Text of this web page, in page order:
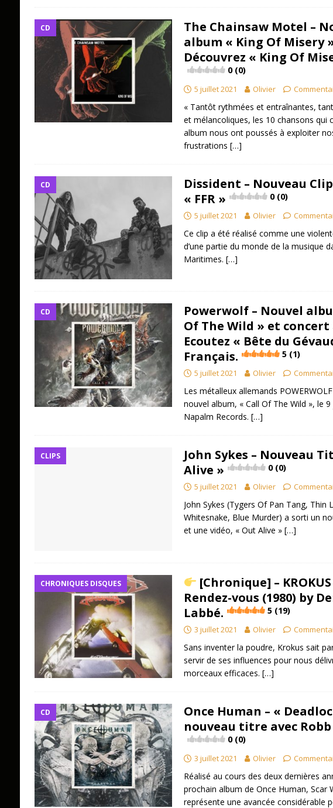
CD
The Chainsaw Motel –
album « King Of Misery
Découvrez « King Of
0 (0)
5 juillet 2021 Olivier
« Tantôt rythmées et entraînantes,
et mélancoliques, les 10 chansons qui
album nous ont poussés à exploiter
frustrations […]
CD
Dissident – Nouveau
« FFR »
0 (0)
5 juillet 2021 Olivier
Ce clip a été réalisé comme une
d’une partie du monde de la musique
Maritimes. […]
CD
Powerwolf – Nouvel
Of The Wild » et concert
Ecoutez « Bête du
Français.
5 (1)
5 juillet 2021 Olivier
Les métalleux allemands
nouvel album, « Call Of The Wild », le
Napalm Records. […]
CLIPS
John Sykes – Nouveau
Alive »
0 (0)
5 juillet 2021 Olivier
John Sykes (Tygers Of Pan Tang, Thin
Whitesnake, Blue Murder) a sorti un
et une vidéo, « Out Alive » […]
CHRONIQUES DISQUES
[Chronique] –
Rendez-vous (1980) by
Labbé.
5 (19)
3 juillet 2021 Olivier
Sans inventer la poudre, Krokus sait
servir de ses influences pour nous
morceaux efficaces. […]
CD
Once Human – «
nouveau titre avec
0 (0)
3 juillet 2021 Olivier
Réalisé au cours des deux dernières
prochain album de Once Human, Scar
représente une avancée considérable